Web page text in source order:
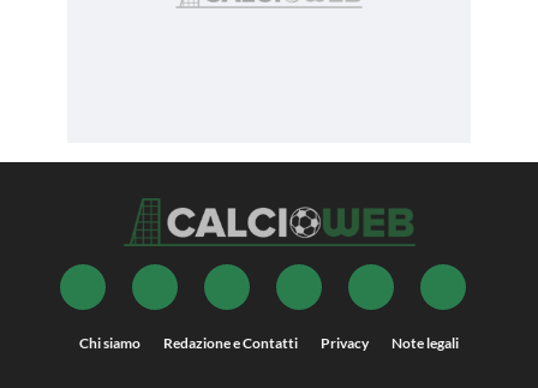
Chi siamo Redazione e Contatti Privacy Note legali